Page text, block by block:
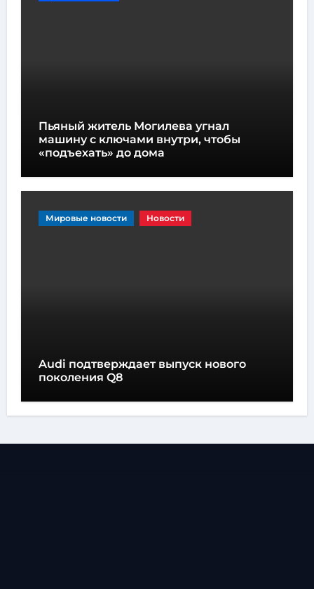
Пьяный житель Могилева угнал
машину с ключами внутри, чтобы
«подъехать» до дома
Мировые новости Новости
Audi подтверждает выпуск нового
поколения Q8